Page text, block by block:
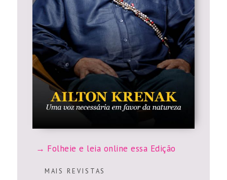
Folheie e leia online essa Edição
M A I S R E V I S T A S